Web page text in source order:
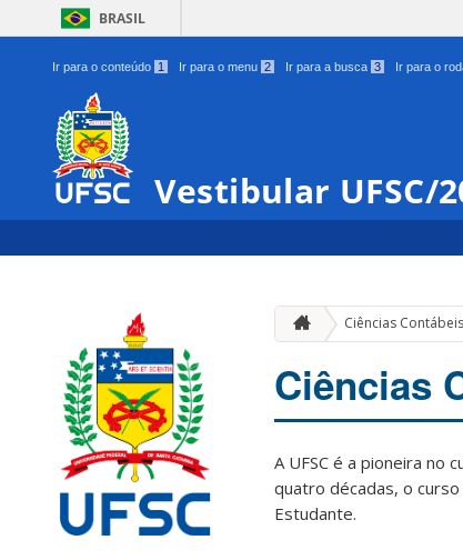
BRASIL
Ir para o conteúdo 1 Ir para o menu 2 Ir para a busca 3 Ir para o
Vestibular UFSC/
Ciências Contábeis
Ciências
A UFSC é a pioneira no
quatro décadas, o
Estudante.